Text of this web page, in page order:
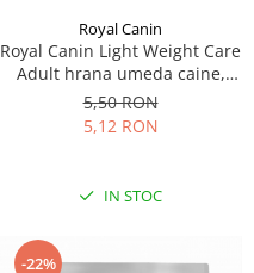
Royal Canin
Royal Canin Light Weight Care
Adult hrana umeda caine,
limitarea cresterii in greutate
(loaf), 85 g
5,50 RON
5,12 RON
IN STOC
-22%